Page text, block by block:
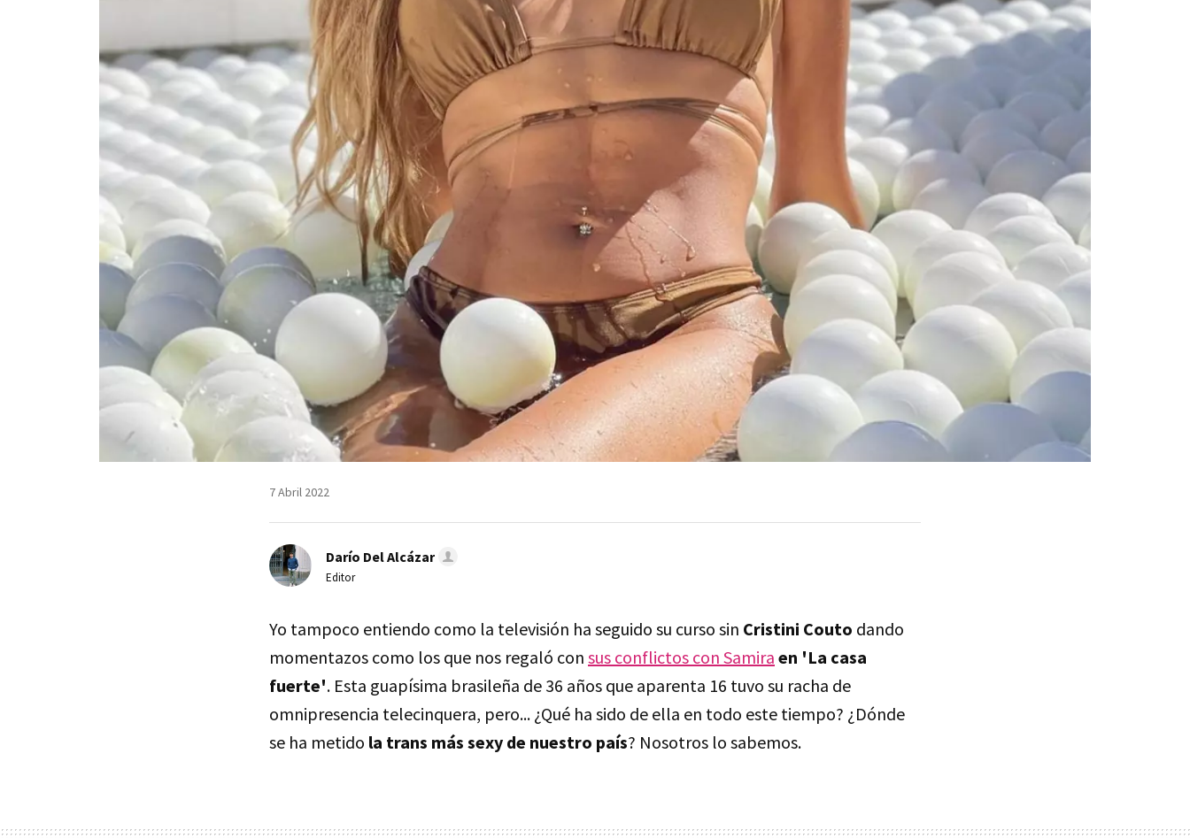
7 Abril 2022
Darío Del Alcázar
Editor
Yo tampoco entiendo como la televisión ha seguido su curso sin Cristini Couto dando
momentazos como los que nos regaló con sus conflictos con Samira en 'La casa
fuerte'. Esta guapísima brasileña de 36 años que aparenta 16 tuvo su racha de
omnipresencia telecinquera, pero... ¿Qué ha sido de ella en todo este tiempo? ¿Dónde
se ha metido la trans más sexy de nuestro país? Nosotros lo sabemos.